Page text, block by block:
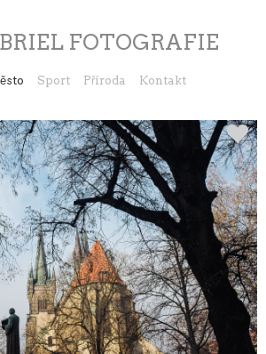
FOTOGRAFIE
Sport Příroda Kontakt